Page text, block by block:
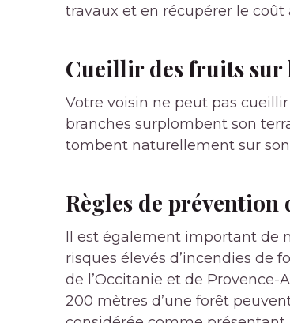
travaux et en récupérer le
Cueillir des fruits sur
Votre voisin ne peut pas
branches surplombent son
tombent naturellement sur son
Règles de prévention
Il est également important de
risques élevés d’incendies de
de l’Occitanie et de Provence-
200 mètres d’une forêt